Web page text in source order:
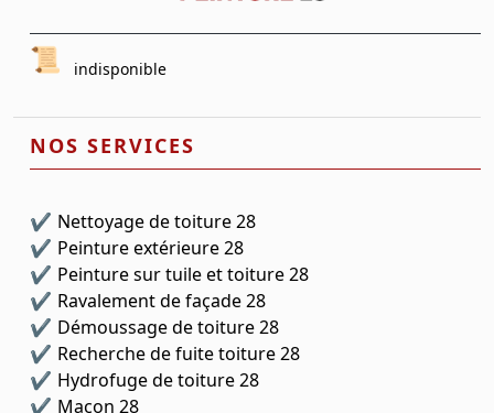
indisponible
NOS SERVICES
Nettoyage de toiture 28
Peinture extérieure 28
Peinture sur tuile et toiture 28
Ravalement de façade 28
Démoussage de toiture 28
Recherche de fuite toiture 28
Hydrofuge de toiture 28
Maçon 28